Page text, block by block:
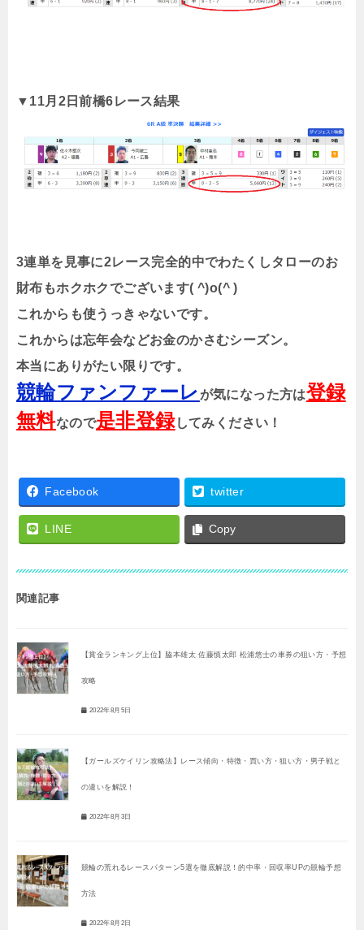
▼11月2日前橋6レース結果
3連単を見事に2レース完全的中でわたくしタローのお
財布もホクホクでございます( ^)o(^ )
これからも使うっきゃないです。
これからは忘年会などお金のかさむシーズン。
本当にありがたい限りです。
競輪ファンファーレ が気になった方は登録
無料なので是非登録してみください！
Facebook twitter
LINE Copy
関連記事
【賞金ランキング上位】脇本雄太 佐藤慎太郎 松浦悠士の車券の狙い方・予想
攻略
2022年8月5日
【ガールズケイリン攻略法】レース傾向・特徴・買い方・狙い方・男子戦と
の違いを解説！
2022年8月3日
競輪の荒れるレースパターン5選を徹底解説！的中率・回収率UPの競輪予想
方法
2022年8月2日